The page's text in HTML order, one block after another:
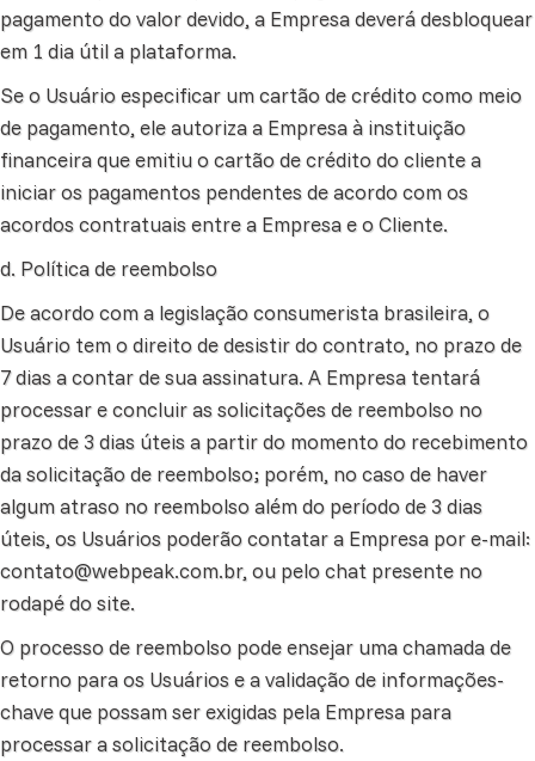
pagamento do valor devido, a Empresa deverá desbloquear
em 1 dia útil a plataforma.
Se o Usuário especificar um cartão de crédito como meio
de pagamento, ele autoriza a Empresa à instituição
financeira que emitiu o cartão de crédito do cliente a
iniciar os pagamentos pendentes de acordo com os
acordos contratuais entre a Empresa e o Cliente.
d. Política de reembolso
De acordo com a legislação consumerista brasileira, o
Usuário tem o direito de desistir do contrato, no prazo de
7 dias a contar de sua assinatura. A Empresa tentará
processar e concluir as solicitações de reembolso no
prazo de 3 dias úteis a partir do momento do recebimento
da solicitação de reembolso; porém, no caso de haver
algum atraso no reembolso além do período de 3 dias
úteis, os Usuários poderão contatar a Empresa por e-mail:
contato@webpeak.com.br, ou pelo chat presente no
rodapé do site.
O processo de reembolso pode ensejar uma chamada de
retorno para os Usuários e a validação de informações-
chave que possam ser exigidas pela Empresa para
processar a solicitação de reembolso.